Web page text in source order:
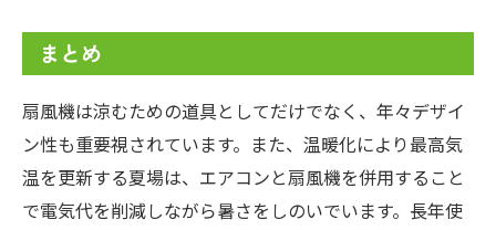
まとめ
扇風機は涼むための道具としてだけでなく、年々デザイ
ン性も重要視されています。また、温暖化により最高気
温を更新する夏場は、エアコンと扇風機を併用すること
で電気代を削減しながら暑さをしのいでいます。長年使